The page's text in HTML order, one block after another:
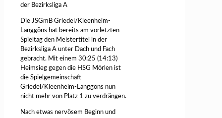
der Bezirksliga A
Die JSGmB Griedel/Kleenheim-
Langgöns hat bereits am vorletzten
Spieltag den Meistertitel in der
Bezirksliga A unter Dach und Fach
gebracht. Mit einem 30:25 (14:13)
Heimsieg gegen die HSG Mörlen ist
die Spielgemeinschaft
Griedel/Kleenheim-Langgöns nun
nicht mehr von Platz 1 zu verdrängen.
Nach etwas nervösem Beginn und